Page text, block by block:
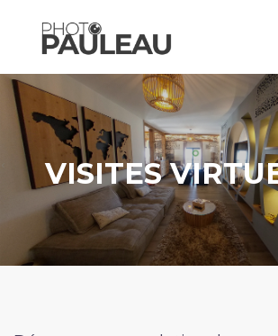
au
contenu
VISITES